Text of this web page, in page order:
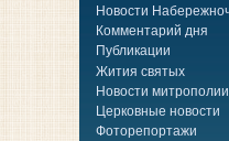
Новости
Комментарий дня
Публикации
Жития святых
Новости митрополии
Церковные новости
Фоторепортажи